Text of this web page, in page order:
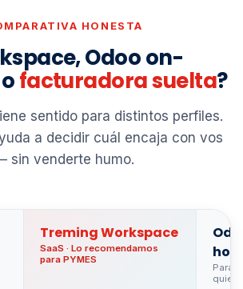
HONESTA
Odoo on-
facturadora suelta?
sentido para distintos perfiles.
a decidir cuál encaja con vos
sin venderte humo.
Treming Workspace
SaaS · Lo recomendamos
para PYMES
Para